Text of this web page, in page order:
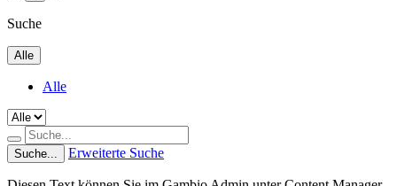
Suche
Alle
Alle
Suche... Erweiterte Suche